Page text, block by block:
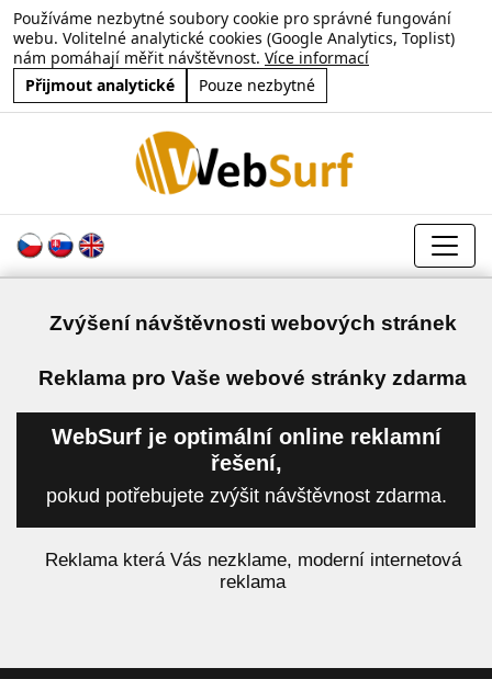
Používáme nezbytné soubory cookie pro správné fungování
webu. Volitelné analytické cookies (Google Analytics, Toplist)
nám pomáhají měřit návštěvnost. Více informací
Přijmout analytické
Pouze nezbytné
Zvýšení návštěvnosti webových stránek
Reklama pro Vaše webové stránky zdarma
WebSurf je optimální online reklamní
řešení,
pokud potřebujete zvýšit návštěvnost zdarma.
Reklama která Vás nezklame, moderní internetová
reklama